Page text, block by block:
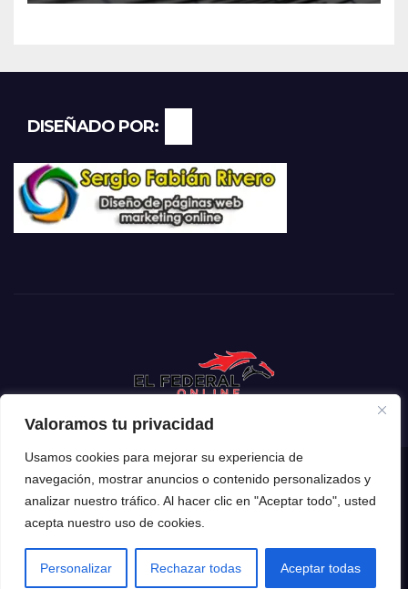
Valoramos tu privacidad
Usamos cookies para mejorar su experiencia de
navegación, mostrar anuncios o contenido personalizados y
analizar nuestro tráfico. Al hacer clic en "Aceptar todo", usted
acepta nuestro uso de cookies.
Personalizar Rechazar todas Aceptar todas
DISEÑADO POR:
Funciona gracias a WordPress |Tema: Newsup deThemeansar
Inicio Mendoza Argentina
Espectáculos El Mundo Tecnología